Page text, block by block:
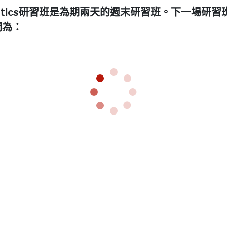
研習班是為期兩天的週末研習班。下一場研習
：